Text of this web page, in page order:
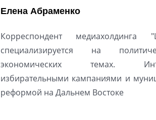
Елена Абраменко
Корреспондент медиахолдинга
специализируется на
экономических темах.
избирательными кампаниями и
реформой на Дальнем Востоке